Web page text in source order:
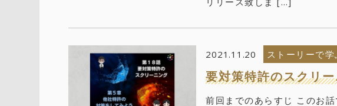
2021.11.20 ストーリーで
要対策特許のスクリ
前回までのあらすじ このお